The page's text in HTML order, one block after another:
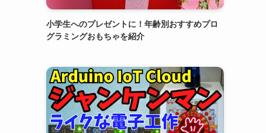
小学生へのプレゼントに！年齢別おすすめプロ
グラミングおもちゃを紹介